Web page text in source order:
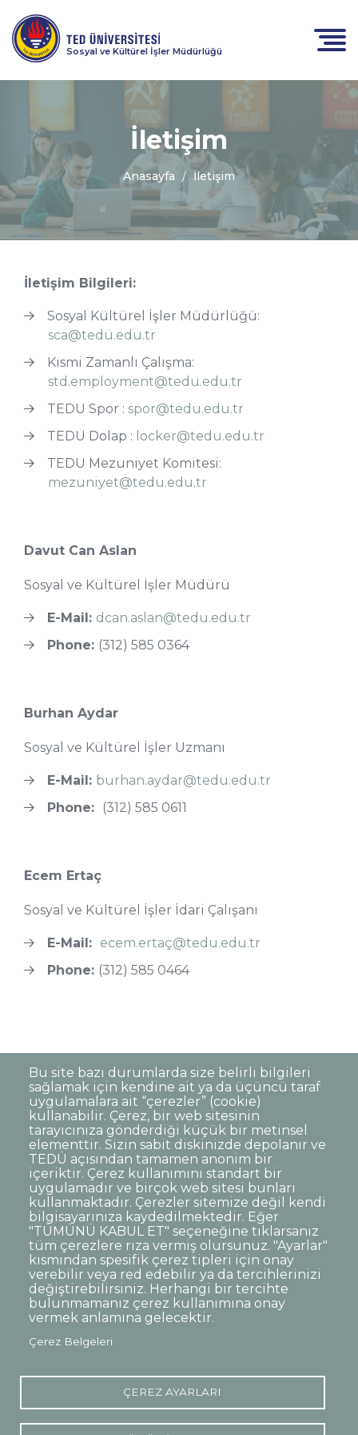
Sosyal ve Kültürel İşler Müdürlüğü
İletişim
Anasayfa İletişim
İletişim Bilgileri:
Sosyal Kültürel İşler Müdürlüğü:
sca@tedü.edu.tr
Kısmi Zamanlı Çalışma:
std.employment@tedu.edu.tr
TEDU Spor : spor@tedu.edu.tr
TEDU Dolap : locker@tedu.edu.tr
TEDU Mezuniyet Komitesi:
mezuniyet@tedu.edu.tr
Davut Can Aslan
Sosyal ve Kültürel İşler Müdürü
E-Mail: dcan.aslan@tedu.edu.tr
Phone: (312) 585 0364
Burhan Aydar
Sosyal ve Kültürel İşler Uzmanı
E-Mail: burhan.aydar@tedu.edu.tr
Phone:
(312) 585 0611
Ecem Ertaç
Sosyal ve Kültürel İşler İdari Çalışanı
E-Mail: ecem.ertaç@tedu.edu.tr
Phone: (312) 585 0464
Bu site bazı durumlarda size belirli bilgileri
sağlamak için kendine ait ya da üçüncü taraf
uygulamalara ait “çerezler” (cookie)
kullanabilir. Çerez, bir web sitesinin
tarayıcınıza gönderdiği küçük bir metinsel
elementtir. Sizin sabit diskinizde depolanır ve
TEDÜ açısından tamamen anonim bir
içeriktir. Çerez kullanımını standart bir
uygulamadır ve birçok web sitesi bunları
kullanmaktadır. Çerezler sitemize değil kendi
bilgisayarınıza kaydedilmektedir. Eğer
"TÜMÜNÜ KABUL ET" seçeneğine tıklarsanız
tüm çerezlere rıza vermiş olursunuz. "Ayarlar"
kısmından spesifik çerez tipleri için onay
verebilir veya red edebilir ya da tercihlerinizi
değiştirebilirsiniz. Herhangi bir tercihte
bulunmamanız çerez kullanımına onay
vermek anlamına gelecektir.
Çerez Belgeleri
ÇEREZ AYARLARI
Dipnot
Sıkça Sorulan Sorular
Kişisel Verilerin Korunması
Gizlilik Politikası
Sorumluluk Reddi
Açık Rıza
Kurumsal Kimlik
© TED Üniversitesi. Ziya Gökalp Caddesi No:48 06420, Kolej
Çankaya ANKARA
ÜniversitesiÜniversitesiÜniversitesi
geç